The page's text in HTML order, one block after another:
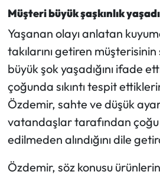
Müşteri büyük şaşkınlık yaşadı
Yaşanan olayı anlatan
takılarını getiren müşterisinin
büyük şok yaşadığını ifade
çoğunda sıkıntı tespit
Özdemir, sahte ve düşük
vatandaşlar tarafından
edilmeden alındığını dile
Özdemir, söz konusu